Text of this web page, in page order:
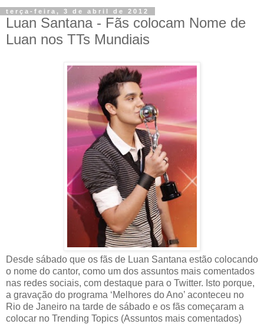
terça-feira, 3 de abril de 2012
Luan Santana - Fãs colocam Nome de
Luan nos TTs Mundiais
Desde sábado que os fãs de Luan Santana estão colocando
o nome do cantor, como um dos assuntos mais comentados
nas redes sociais, com destaque para o Twitter. Isto porque,
a gravação do programa ‘Melhores do Ano’ aconteceu no
Rio de Janeiro na tarde de sábado e os fãs começaram a
colocar no Trending Topics (Assuntos mais comentados)